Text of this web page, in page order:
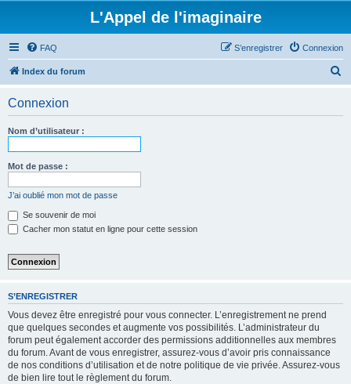
L'Appel de l'imaginaire
FAQ Connexion
S’enregistrer
Index du forum
Connexion
Nom d’utilisateur :
Mot de passe :
J’ai oublié mon mot de passe
Se souvenir de moi
Cacher mon statut en ligne pour cette session
S’ENREGISTRER
Vous devez être enregistré pour vous connecter. L’enregistrement ne prend
que quelques secondes et augmente vos possibilités. L’administrateur du
forum peut également accorder des permissions additionnelles aux membres
du forum. Avant de vous enregistrer, assurez-vous d’avoir pris connaissance
de nos conditions d’utilisation et de notre politique de vie privée. Assurez-vous
de bien lire tout le règlement du forum.